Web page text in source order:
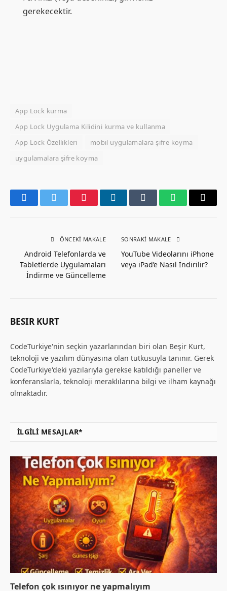
gerekecektir.
App Lock kurma
App Lock Uygulama Kilidini kurma ve kullanma
App Lock Özellikleri
mobil uygulamalara şifre koyma
uygulamalara şifre koyma
FacebookTwitter PinterestLinkedInTumblr WhatsAppEmail
ÖNCEKI MAKALE
Android Telefonlarda ve
Tabletlerde Uygulamaları
İndirme ve Güncelleme
SONRAKI MAKALE
YouTube Videolarını iPhone
veya iPad’e Nasıl İndirilir?
BESIR KURT
CodeTurkiye'nin seçkin yazarlarından biri olan Beşir Kurt,
teknoloji ve yazılım dünyasına olan tutkusuyla tanınır. Gerek
CodeTurkiye'deki yazılarıyla gerekse katıldığı paneller ve
konferanslarla, teknoloji meraklılarına bilgi ve ilham kaynağı
olmaktadır.
İLGILI MESAJLAR*
Telefon çok ısınıyor ne yapmalıyım